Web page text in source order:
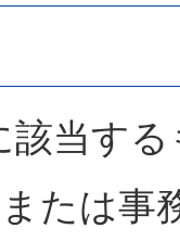
該当する
たは事